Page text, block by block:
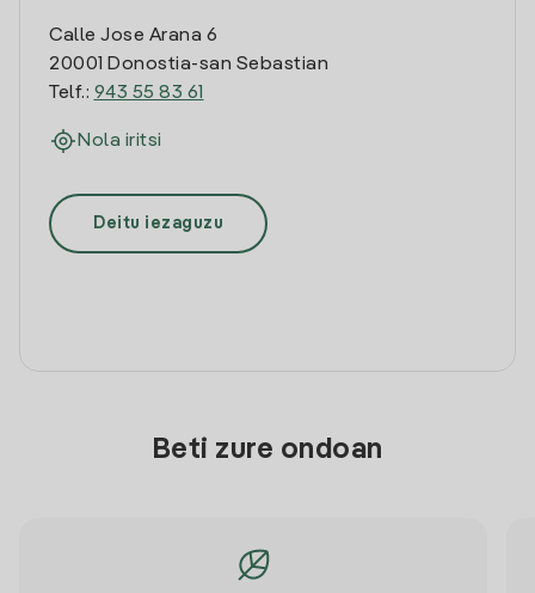
Calle Jose Arana 6
20001 Donostia-san Sebastian
Telf.: 943 55 83 61
Nola iritsi
Deitu iezaguzu
Beti zure ondoan